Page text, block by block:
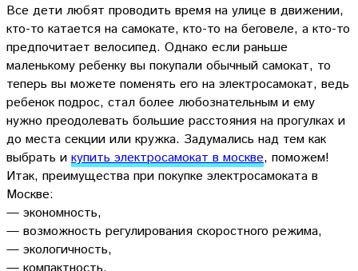
Все дети любят проводить время на улице в движении,
кто-то катается на самокате, кто-то на беговеле, а кто-то
предпочитает велосипед. Однако если раньше
маленькому ребенку вы покупали обычный самокат, то
теперь вы можете поменять его на электросамокат, ведь
ребенок подрос, стал более любознательным и ему
нужно преодолевать большие расстояния на прогулках и
до места секции или кружка. Задумались над тем как
выбрать и купить электросамокат в москве, поможем!
Итак, преимущества при покупке электросамоката в
Москве:
— экономность,
— возможность регулирования скоростного режима,
— экологичность,